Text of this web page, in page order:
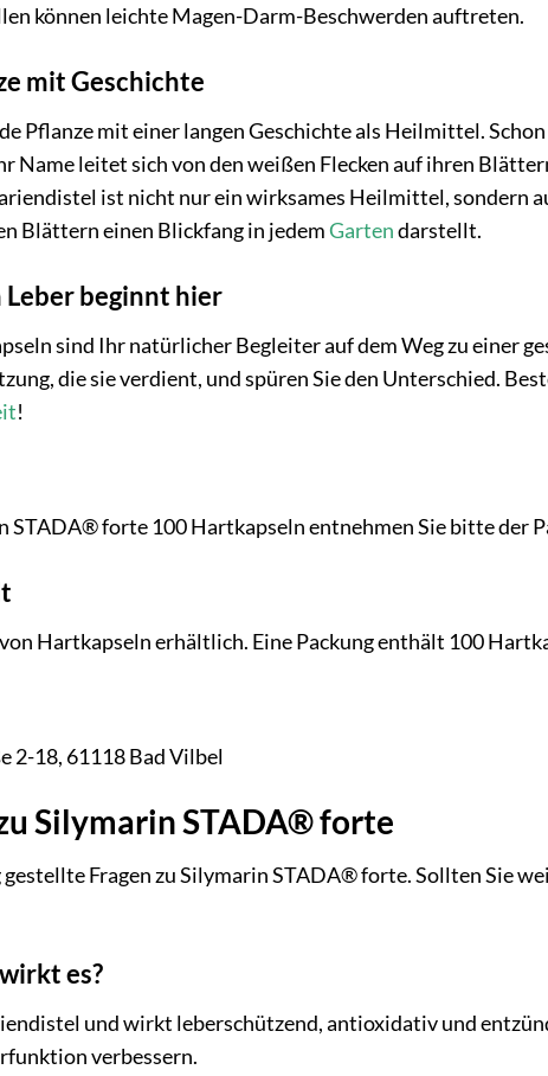
können leichte Magen-Darm-Beschwerden auftreten.
mit Geschichte
Pflanze mit einer langen Geschichte als Heilmittel.
Name leitet sich von den weißen Flecken auf ihren
ist nicht nur ein wirksames Heilmittel, sondern
Blättern einen Blickfang in jedemGartendarstellt.
Leber beginnt hier
sind Ihr natürlicher Begleiter auf dem Weg zu einer
die sie verdient, und spüren Sie den Unterschied.
!
STADA® forte 100 Hartkapseln entnehmen Sie bitte der
Hartkapseln erhältlich. Eine Packung enthält 100
2-18, 61118 Bad Vilbel
Silymarin STADA® forte
Fragen zu Silymarin STADA® forte. Sollten Sie
es?
und wirkt leberschützend, antioxidativ und
verbessern.